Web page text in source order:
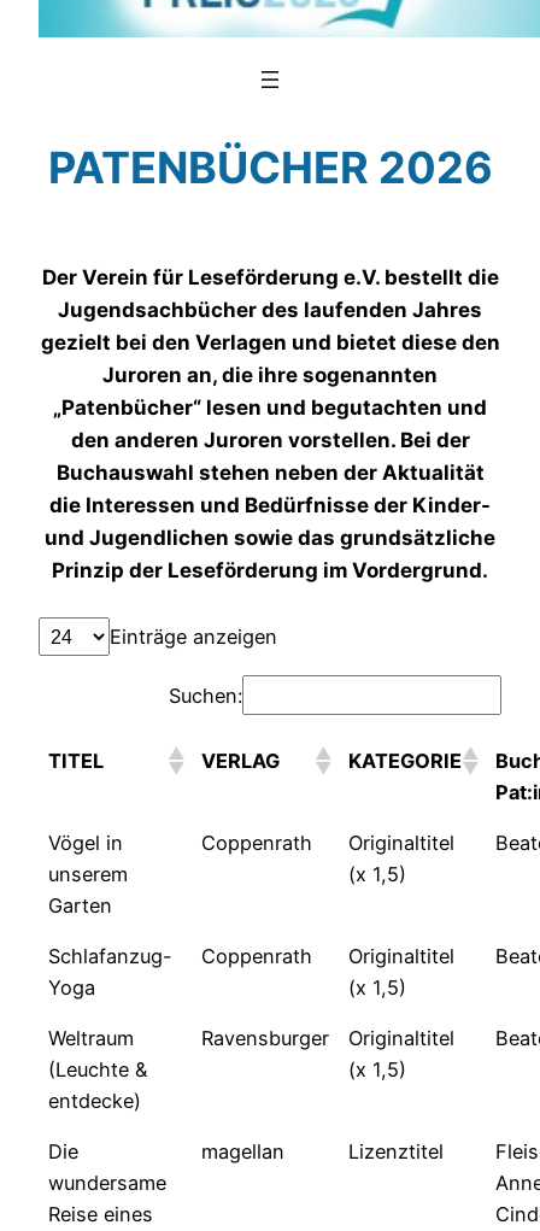
PATENBÜCHER 2026
Der Verein für Leseförderung e.V. bestellt die
Jugendsachbücher des laufenden Jahres
gezielt bei den Verlagen und bietet diese den
Juroren an, die ihre sogenannten
„Patenbücher“ lesen und begutachten und
den anderen Juroren vorstellen. Bei der
Buchauswahl stehen neben der Aktualität
die Interessen und Bedürfnisse der Kinder-
und Jugendlichen sowie das grundsätzliche
Prinzip der Leseförderung im Vordergrund.
Einträge anzeigen
Suchen:
TITEL VERLAG KATEGORIE
Vögel in
unserem
Garten
Coppenrath
Originaltitel
(x 1,5)
Schlafanzug-
Yoga
Coppenrath
Originaltitel
(x 1,5)
Weltraum
(Leuchte &
entdecke)
Ravensburger
Originaltitel
(x 1,5)
Die
wundersame
Reise eines
magellan Lizenztitel